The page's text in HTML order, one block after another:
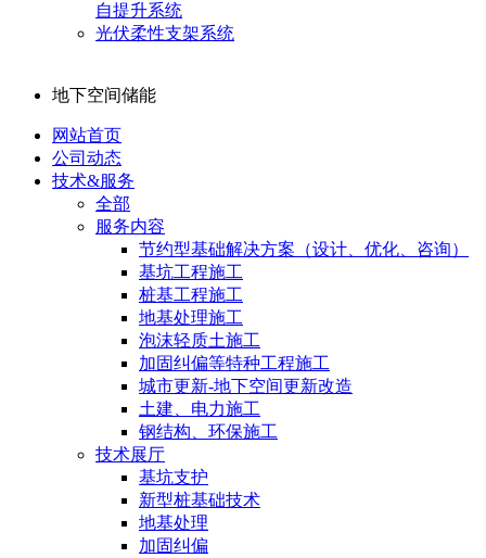
自提升系统
光伏柔性支架系统
地下空间储能
网站首页
公司动态
技术&服务
全部
服务内容
节约型基础解决方案（设计、优化、咨询）
基坑工程施工
桩基工程施工
地基处理施工
泡沫轻质土施工
加固纠偏等特种工程施工
城市更新-地下空间更新改造
土建、电力施工
钢结构、环保施工
技术展厅
基坑支护
新型桩基础技术
地基处理
加固纠偏